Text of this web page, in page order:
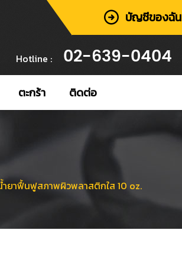
บัญชีของฉัน
Hotline : 02-639-0404
ตะกร้า ติดต่อ
น้ำยาฟื้นฟูสภาพผิวพลาสติกใส 10 oz.